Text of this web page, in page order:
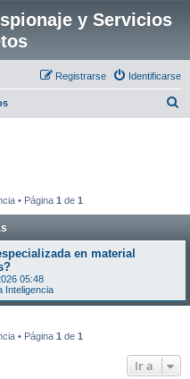
y Servicios
Identificarse
Registrarse
• Página 1 de 1
en material
05:48
Inteligencia
• Página 1 de 1
Ir a